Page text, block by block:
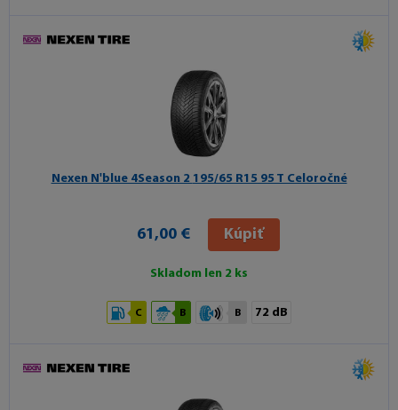
Nexen N'blue 4Season 2 195/65 R15 95 T Celoročné
61,00 € Kúpiť
Skladom len 2 ks
C B B 72 dB